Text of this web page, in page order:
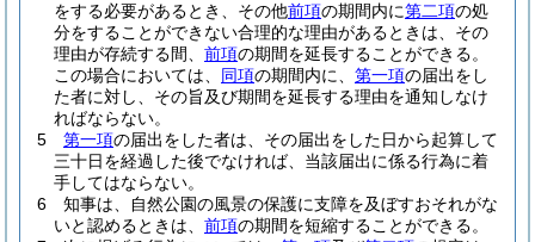
をする必要があるとき、その他前項の期間内に第二項の処
分をすることができない合理的な理由があるときは、その
理由が存続する間、 前項の期間を延長することができる。
この場合においては、 同項の期間内に、 第一項の届出をし
た者に対し、その旨及び期間を延長する理由を通知しなけ
ればならない。
5
第一項の届出をした者は、その届出をした日から起算して
三十日を経過した後でなければ、当該届出に係る行為に着
手してはならない。
6
知事は、自然公園の風景の保護に支障を及ぼすおそれがな
いと認めるときは、 前項の期間を短縮することができる。